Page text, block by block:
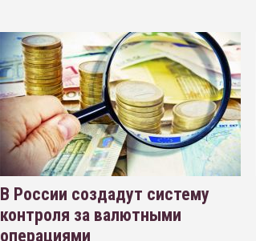
В России создадут систему
контроля за валютными
операциями